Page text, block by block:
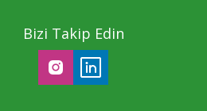
Bizi Takip Edin